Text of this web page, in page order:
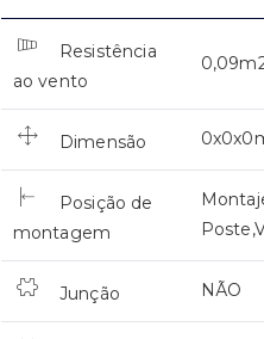
Resistência
ao vento
Dimensão
Posição de
montagem
Junção NÃO